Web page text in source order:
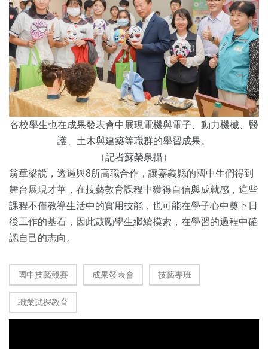
各校學生也在成果發表會中展現電機與電子、動力機械、醫
護、土木與建築等職群的學習成果。
（記者蘇榮泉攝）
翁章梁說，透過與8所高職合作，讓嘉義縣的國中生們得到
舞台展現才華，在技藝教育課程中獲得自信與成就感，這些
課程不僅教導生活中的實用技能，也可能在學子心中奠下日
後工作的基石，因此鼓勵學生繼續摸索，在學習的過程中確
認自己的志向。
國中技藝競賽 成果發表會 技藝專班
職業試探教育